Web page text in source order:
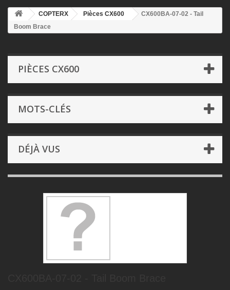
COPTERX Pièces CX600
CX600BA-07-02 - Tail
Boom Brace
PIÈCES CX600
MOTS-CLÉS
DÉJÀ VUS